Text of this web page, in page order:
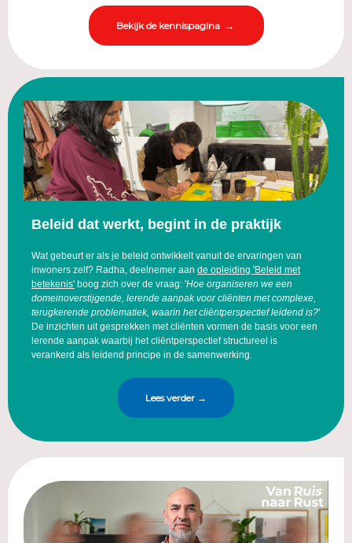
Bekijk de kennispagina →
Beleid dat werkt, begint in de praktijk
Wat gebeurt er als je beleid ontwikkelt vanuit de ervaringen van
inwoners zelf? Radha, deelnemer aan de opleiding 'Beleid met
betekenis' boog zich over de vraag: 'Hoe organiseren we een
domeinoverstijgende, lerende aanpak voor cliënten met complexe,
terugkerende problematiek, waarin het cliëntperspectief leidend is?'
De inzichten uit gesprekken met cliënten vormen de basis voor een
lerende aanpak waarbij het cliëntperspectief structureel is
verankerd als leidend principe in de samenwerking.
Lees verder →